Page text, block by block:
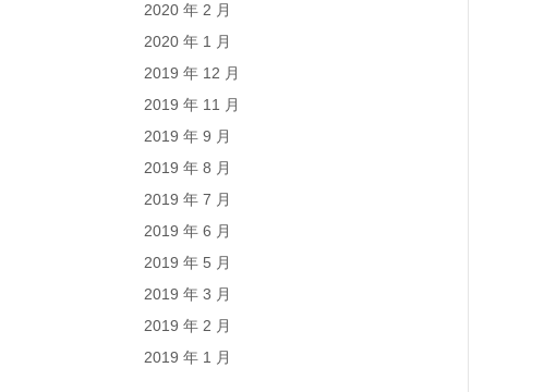
2020 年 2 月
2020 年 1 月
2019 年 12 月
2019 年 11 月
2019 年 9 月
2019 年 8 月
2019 年 7 月
2019 年 6 月
2019 年 5 月
2019 年 3 月
2019 年 2 月
2019 年 1 月